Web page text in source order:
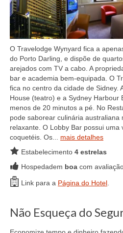
O Travelodge Wynyard fica a
do Porto Darling, e dispõe de
arejados com TV a cabo. A
bar e academia bem-equipada. O
fica no centro da cidade de Sidney.
House (teatro) e a Sydney Harbour
menos de 20 minutos a pé. No
pode saborear culinária australiana
relaxante. O Lobby Bar possui
coquetéis. Os... mais detalhes
Estabelecimento 4 estrelas
Hospedadem boa com
Link para a Página do Hotel
Não Esqueça do